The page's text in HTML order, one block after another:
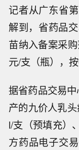
记者从广东省
解到，省药品
苗纳入备案采
元/支（瓶），
据省药品交易
产的九价人乳
l/支（预填充）
方药品电子交